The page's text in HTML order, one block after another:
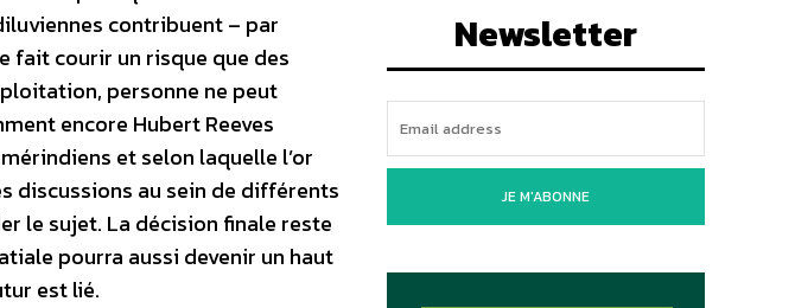
contribuent – par
fait courir un risque que des
personne ne peut
encore Hubert Reeves
et selon laquelle l’or
discussions au sein de différents
le sujet. La décision finale reste
pourra aussi devenir un haut
est lié.
Newsletter
JE M'ABONNE